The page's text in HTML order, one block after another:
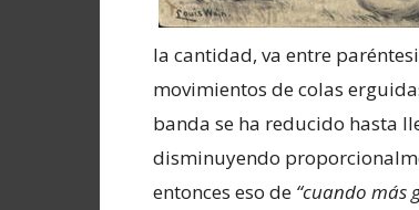
la cantidad, va entre
movimientos de colas
banda se ha reducido hasta
disminuyendo
entonces eso de “cuando más